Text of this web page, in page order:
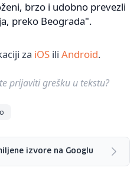
brzo i udobno prevezli
preko Beograda".
za iOS ili Android.
prijaviti grešku u tekstu?
izvore na Googlu